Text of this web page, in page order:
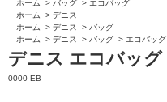
ホーム > バッグ > エコバッグ
ホーム
> デニス
ホーム
> デニス > バッグ
ホーム
> デニス > バッグ > エコバッグ
デニス エコバッグ
0000-EB